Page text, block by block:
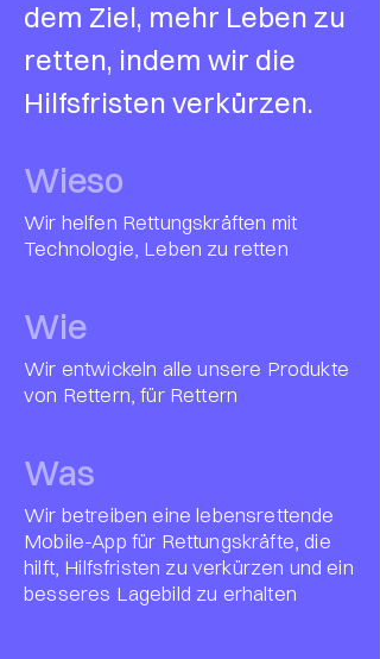
dem Ziel, mehr Leben zu
retten, indem wir die
Hilfsfristen verkürzen.
Wieso
Wir helfen Rettungskräften mit
Technologie, Leben zu retten
Wie
Wir entwickeln alle unsere Produkte
von Rettern, für Rettern
Was
Wir betreiben eine lebensrettende
Mobile-App für Rettungskräfte, die
hilft, Hilfsfristen zu verkürzen und ein
besseres Lagebild zu erhalten